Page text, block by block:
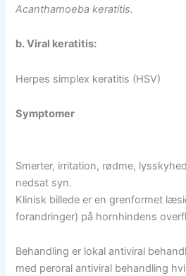
Acanthamoeba keratitis.
b. Viral keratitis:
Herpes simplex keratitis (HSV)
Symptomer
Smerter, irritation, rødme,
nedsat syn.
Klinisk billede er en grenformet
forandringer) på hornhindens
Behandling er lokal antiviral
med peroral antiviral behandling